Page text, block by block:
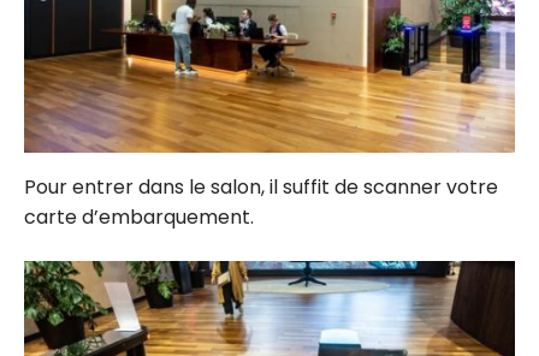
Pour entrer dans le salon, il suffit de scanner votre
carte d’embarquement.